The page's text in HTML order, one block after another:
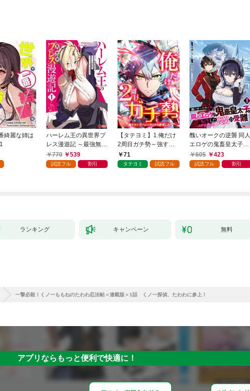
綺麗な姉は
ハーレム王の異世界プ
レス漫遊記 ～最強無双
のおじさんはあらゆる
種族を嫁にする～（コ
770 539
試読フル 割引
【タテヨミ】1.俺だけ
2周目ガチ勢～強すぎ
てゲームバランスを破
壊した～
71
タテヨミ 試読フル
醜いオークの逆襲 同人
エロゲの鬼畜皇太子に
転生した喪男の受難
（コミック） 1
605 423
試読フル 割引
ランキング キャンペーン 無料
一撃必殺！くノ一ももねのたわわ忍法帖＜連載版＞1話 くノ一探偵、たわわに参上！
アプリならもっと便利で快適に！